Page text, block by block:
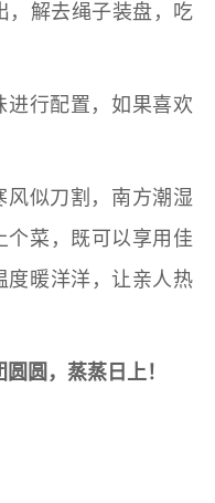
解去绳子装盘，吃
行配置，如果喜欢
风似刀割，南方潮湿
个菜，既可以享用佳
度暖洋洋，让亲人热
圆，蒸蒸日上！